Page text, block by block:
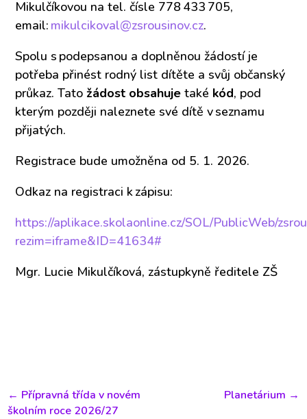
Mikulčíkovou na tel. čísle 778 433 705,
email: mikulcikoval@zsrousinov.cz.
Spolu s podepsanou a doplněnou žádostí je
potřeba přinést rodný list dítěte a svůj občanský
průkaz. Tato žádost obsahujetaké kód, pod
kterým později naleznete své dítě v seznamu
přijatých.
Registrace bude umožněna od 5. 1. 2026.
Odkaz na registraci k zápisu:
https://aplikace.skolaonline.cz/SOL/PublicWeb/
rezim=iframe&ID=41634#
Mgr. Lucie Mikulčíková, zástupkyně ředitele ZŠ
← Přípravná třída v novém
školním roce 2026/27
Planetárium →